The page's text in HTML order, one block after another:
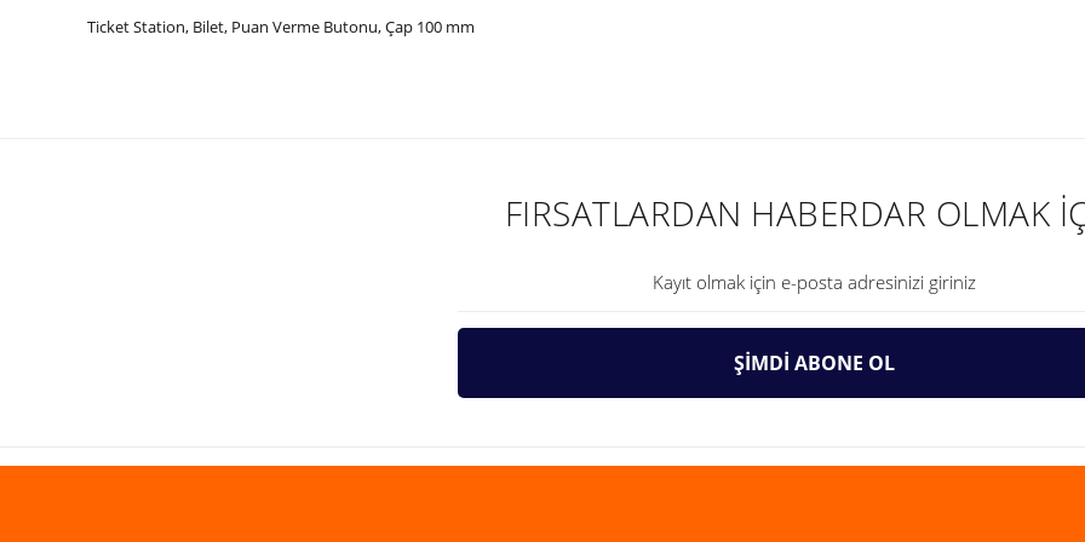
Ticket Station, Bilet, Puan Verme Butonu, Çap 100 mm
Gönder
FIRSATLARDAN HABERDAR OLMAK
ŞİMDİ ABONE OL